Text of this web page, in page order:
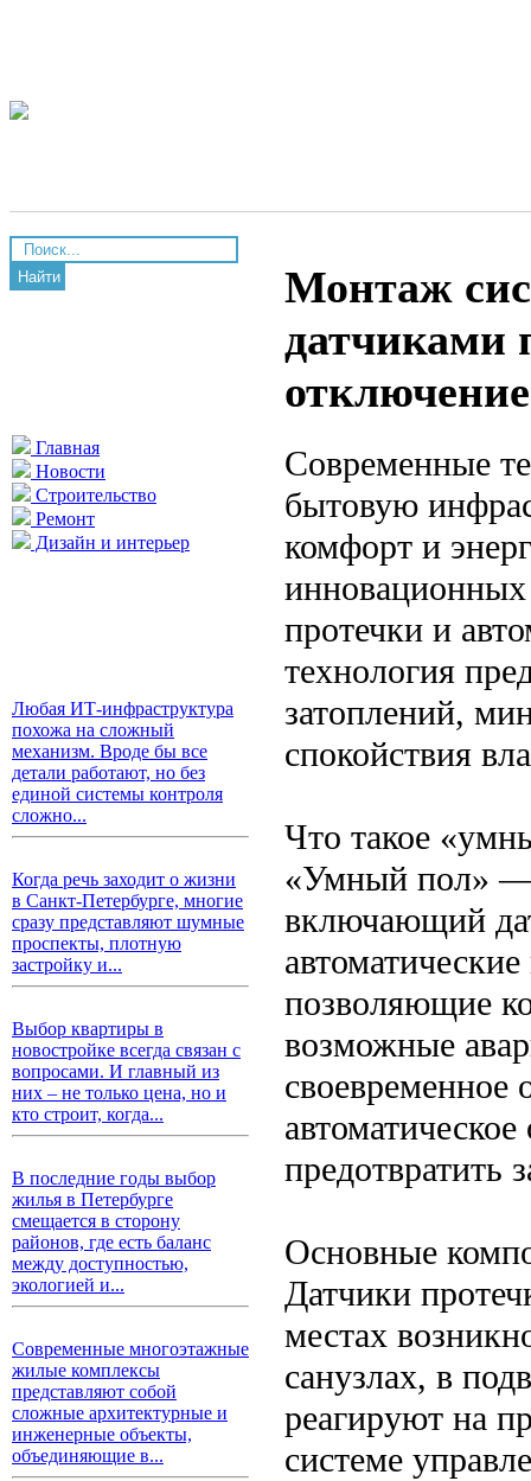
Найти
Главная
Новости
Строительство
Ремонт
Дизайн и интерьер
Любая ИТ-инфраструктура
похожа на сложный
механизм. Вроде бы все
детали работают, но без
единой системы контроля
сложно...
Когда речь заходит о жизни
в Санкт-Петербурге, многие
сразу представляют шумные
проспекты, плотную
застройку и...
Выбор квартиры в
новостройке всегда связан с
вопросами. И главный из
них – не только цена, но и
кто строит, когда...
В последние годы выбор
жилья в Петербурге
смещается в сторону
районов, где есть баланс
между доступностью,
экологией и...
Современные многоэтажные
жилые комплексы
представляют собой
сложные архитектурные и
инженерные объекты,
объединяющие в...
Монтаж
датчиками
Современные
бытовую
комфорт и
инновационных
протечки и
технология
затоплений,
спокойствия
Что такое
«Умный пол» —
включающий
позволяющие
возможные
своевременное
предотвратить
Основные
Датчики
местах
санузлах, в
реагируют на
системе